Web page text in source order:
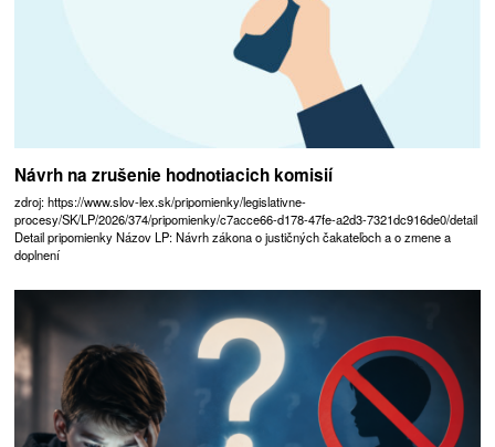
Návrh na zrušenie hodnotiacich komisií
zdroj: https://www.slov-lex.sk/pripomienky/legislativne-
procesy/SK/LP/2026/374/pripomienky/c7acce66-d178-47fe-a2d3-7321dc916de0/detail
Detail pripomienky Názov LP: Návrh zákona o justičných čakateľoch a o zmene a
doplnení